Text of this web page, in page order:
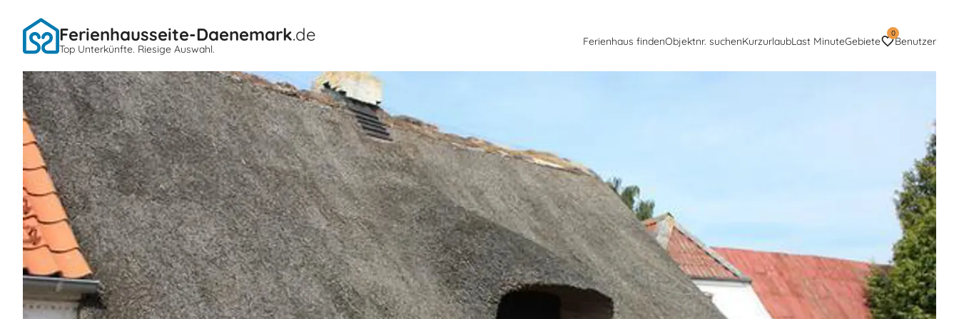
Ferienhausseite-Daenemark.de
Top Unterkünfte. Riesige Auswahl.
Ferienhaus findenObjektnr. suchenKurzurlaubLast MinuteGebiete
0
Benutzer